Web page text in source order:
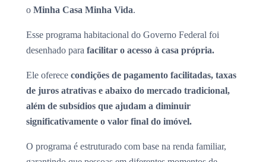
o Minha Casa Minha Vida.
Esse programa habitacional do Governo Federal foi
desenhado para facilitar o acesso à casa própria.
Ele oferece condições de pagamento facilitadas, taxas
de juros atrativas e abaixo do mercado tradicional,
além de subsídios que ajudam a diminuir
significativamente o valor final do imóvel.
O programa é estruturado com base na renda familiar,